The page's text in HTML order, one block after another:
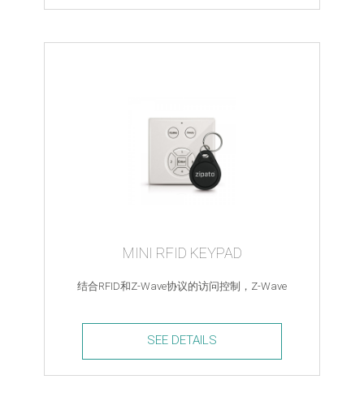
Micro
Switch
MINI RFID KEYPAD
结合RFID和Z-Wave协议的访问控制，Z-Wave
Mini
SEE DETAILS